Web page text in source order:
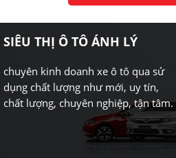
SIÊU THỊ Ô TÔ ÁNH LÝ
chuyên kinh doanh xe ô tô qua sử
dụng chất lượng như mới, uy tín,
chất lượng, chuyên nghiệp, tận tâm.